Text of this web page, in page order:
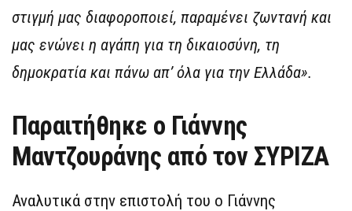
στιγμή μας διαφοροποιεί, παραμένει ζωντανή και
μας ενώνει η αγάπη για τη δικαιοσύνη, τη
δημοκρατία και πάνω απ’ όλα για την Ελλάδα».
Παραιτήθηκε ο Γιάννης
Μαντζουράνης από τον ΣΥΡΙΖΑ
Αναλυτικά στην επιστολή του ο Γιάννης